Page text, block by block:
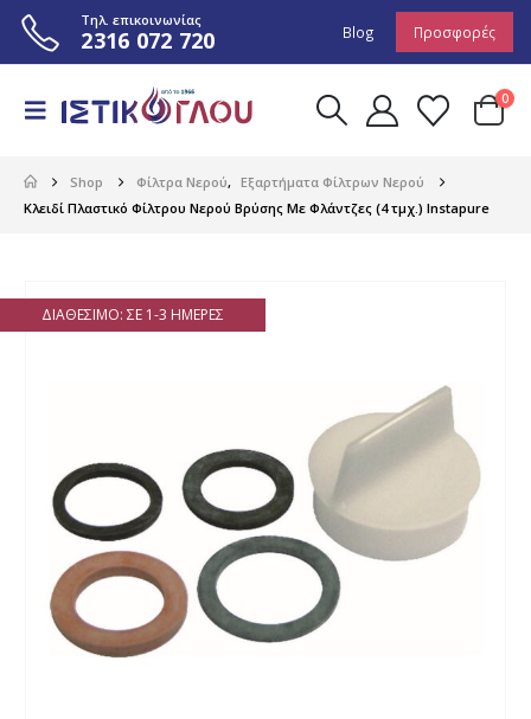
Τηλ. επικοινωνίας
2316 072 720 Blog Προσφορές
0
Shop Φίλτρα Νερού, Εξαρτήματα Φίλτρων Νερού
Κλειδί Πλαστικό Φίλτρου Νερού Βρύσης Με Φλάντζες (4 τμχ.) Instapure
ΔΙΑΘΈΣΙΜΟ: ΣΕ 1-3 ΗΜΈΡΕΣ